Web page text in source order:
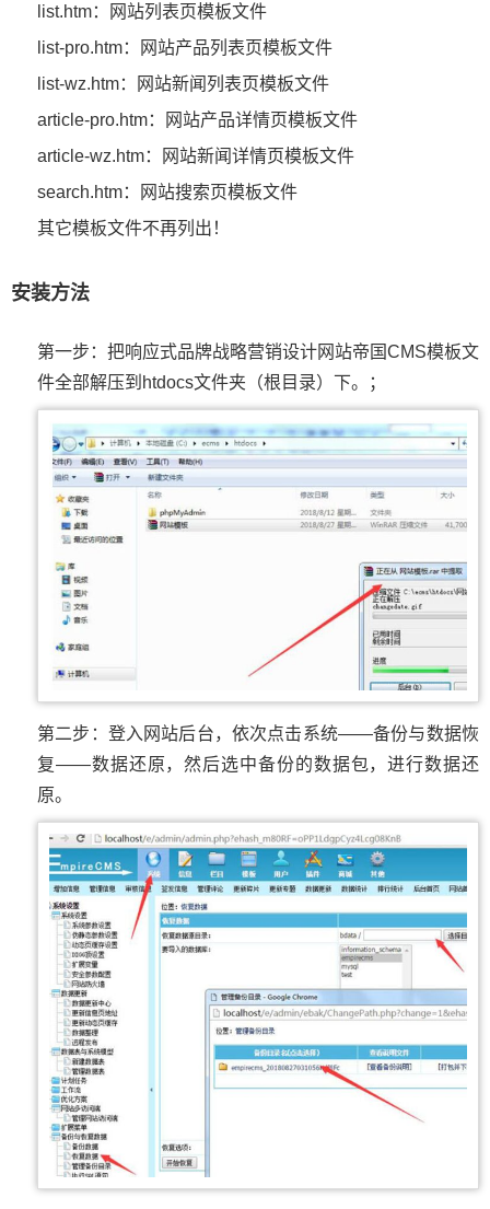
list.htm：网站列表页模板文件
list-pro.htm：网站产品列表页模板文件
list-wz.htm：网站新闻列表页模板文件
article-pro.htm：网站产品详情页模板文件
article-wz.htm：网站新闻详情页模板文件
search.htm：网站搜索页模板文件
其它模板文件不再列出！
安装方法
第一步：把响应式品牌战略营销设计网站帝国CMS模板文
件全部解压到htdocs文件夹（根目录）下。；
第二步：登入网站后台，依次点击系统——备份与数据恢
复——数据还原，然后选中备份的数据包，进行数据还
原。